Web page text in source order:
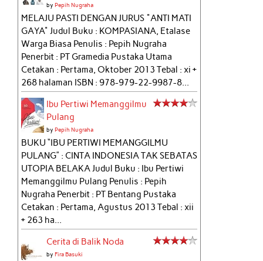
byPepih Nugraha
MELAJU PASTI DENGAN JURUS "ANTI MATI
GAYA" Judul Buku : KOMPASIANA, Etalase
Warga Biasa Penulis : Pepih Nugraha
Penerbit : PT Gramedia Pustaka Utama
Cetakan : Pertama, Oktober 2013 Tebal : xi +
268 halaman ISBN : 978-979-22-9987-8...
Ibu Pertiwi Memanggilmu
Pulang
byPepih Nugraha
BUKU “IBU PERTIWI MEMANGGILMU
PULANG” : CINTA INDONESIA TAK SEBATAS
UTOPIA BELAKA Judul Buku : Ibu Pertiwi
Memanggilmu Pulang Penulis : Pepih
Nugraha Penerbit : PT Bentang Pustaka
Cetakan : Pertama, Agustus 2013 Tebal : xii
+ 263 ha...
Cerita di Balik Noda
byFira Basuki